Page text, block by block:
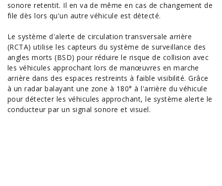
sonore retentit. Il en va de même en cas de changement de
file dès lors qu'un autre véhicule est détecté.
Le système d'alerte de circulation transversale arrière
(RCTA) utilise les capteurs du système de surveillance des
angles morts (BSD) pour réduire le risque de collision avec
les véhicules approchant lors de manœuvres en marche
arrière dans des espaces restreints à faible visibilité. Grâce
à un radar balayant une zone à 180° à l'arrière du véhicule
pour détecter les véhicules approchant, le système alerte le
conducteur par un signal sonore et visuel.